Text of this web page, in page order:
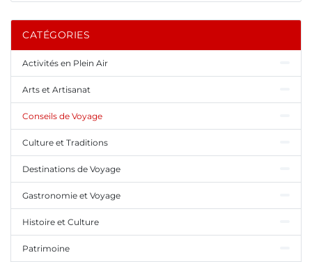
CATÉGORIES
Activités en Plein Air
Arts et Artisanat
Conseils de Voyage
Culture et Traditions
Destinations de Voyage
Gastronomie et Voyage
Histoire et Culture
Patrimoine